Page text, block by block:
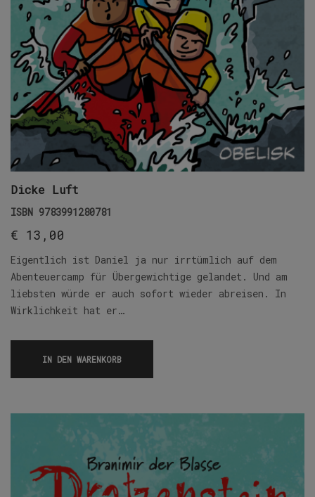
Dicke Luft
ISBN 9783991280781
€ 13,00
Eigentlich ist Daniel ja nur irrtümlich auf dem
Abenteuercamp für Übergewichtige gelandet. Und am
liebsten würde er auch sofort wieder abreisen. In
Wirklichkeit hat er…
IN DEN WARENKORB